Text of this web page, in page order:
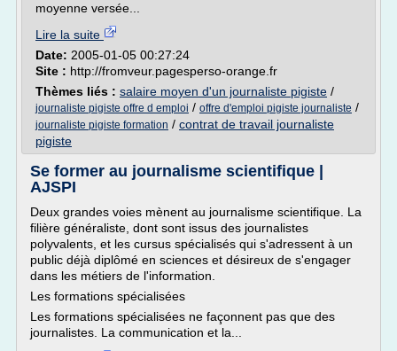
moyenne versée...
Lire la suite
Date: 2005-01-05 00:27:24
Site : http://fromveur.pagesperso-orange.fr
Thèmes liés : salaire moyen d'un journaliste pigiste /
journaliste pigiste offre d emploi / offre d'emploi pigiste journaliste /
journaliste pigiste formation / contrat de travail journaliste
pigiste
Se former au journalisme scientifique |
AJSPI
Deux grandes voies mènent au journalisme scientifique. La
filière généraliste, dont sont issus des journalistes
polyvalents, et les cursus spécialisés qui s'adressent à un
public déjà diplômé en sciences et désireux de s'engager
dans les métiers de l'information.
Les formations spécialisées
Les formations spécialisées ne façonnent pas que des
journalistes. La communication et la...